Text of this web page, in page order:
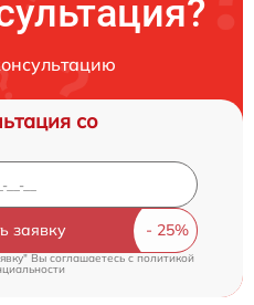
со
заявку
Вы соглашаетесь c политикой